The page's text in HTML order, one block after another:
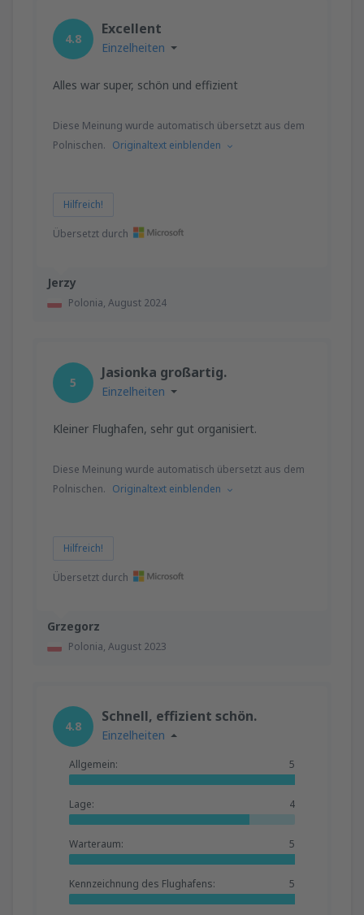
Jerzy
Polonia, August 2024
4.8
Excellent
Einzelheiten
Alles war super, schön und effizient
Diese Meinung wurde automatisch übersetzt aus dem
Polnischen. Originaltext einblenden
Hilfreich!
Übersetzt durch
Grzegorz
Polonia, August 2023
5
Jasionka großartig.
Einzelheiten
Kleiner Flughafen, sehr gut organisiert.
Diese Meinung wurde automatisch übersetzt aus dem
Polnischen. Originaltext einblenden
Hilfreich!
Übersetzt durch
4.8
Schnell, effizient schön.
Einzelheiten
Allgemein: 5
Lage: 4
Warteraum: 5
Kennzeichnung des Flughafens: 5